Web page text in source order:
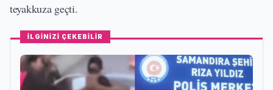
teyakkuza geçti.
İLGİNİZİ ÇEKEBİLİR